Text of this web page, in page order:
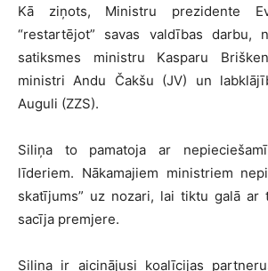
Kā ziņots, Ministru prezidente
“restartējot” savas valdības darbu,
satiksmes ministru Kasparu
ministri Andu Čakšu (JV) un
Auguli (ZZS).
Siliņa to pamatoja ar
līderiem. Nākamajiem ministriem
skatījums” uz nozari, lai tiktu galā ar
sacīja premjere.
Siliņa ir aicinājusi koalīcijas